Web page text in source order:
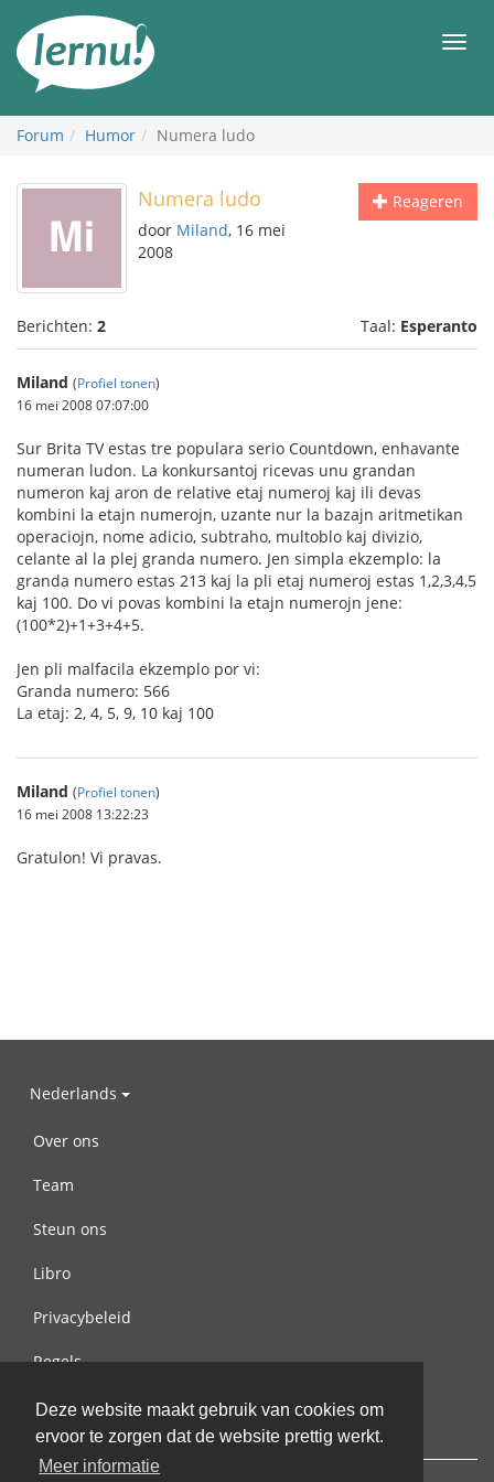
Deze website maakt gebruik van cookies om
ervoor te zorgen dat de website prettig werkt.
Meer informatie
inhoud
Forum Humor Numera ludo
Reageren
Numera ludo
door Miland, 16 mei
2008
Berichten: 2 Taal: Esperanto
Miland (Profiel tonen)
16 mei 2008 07:07:00
Sur Brita TV estas tre populara serio Countdown, enhavante
numeran ludon. La konkursantoj ricevas unu grandan
numeron kaj aron de relative etaj numeroj kaj ili devas
kombini la etajn numerojn, uzante nur la bazajn aritmetikan
operaciojn, nome adicio, subtraho, multoblo kaj divizio,
celante al la plej granda numero. Jen simpla ekzemplo: la
granda numero estas 213 kaj la pli etaj numeroj estas 1,2,3,4,5
kaj 100. Do vi povas kombini la etajn numerojn jene:
(100*2)+1+3+4+5.
Jen pli malfacila ekzemplo por vi:
Granda numero: 566
La etaj: 2, 4, 5, 9, 10 kaj 100
Miland (Profiel tonen)
16 mei 2008 13:22:23
Gratulon! Vi pravas.
Nederlands
Over ons
Team
Steun ons
Libro
Privacybeleid
Regels
Contact met ons opnemen